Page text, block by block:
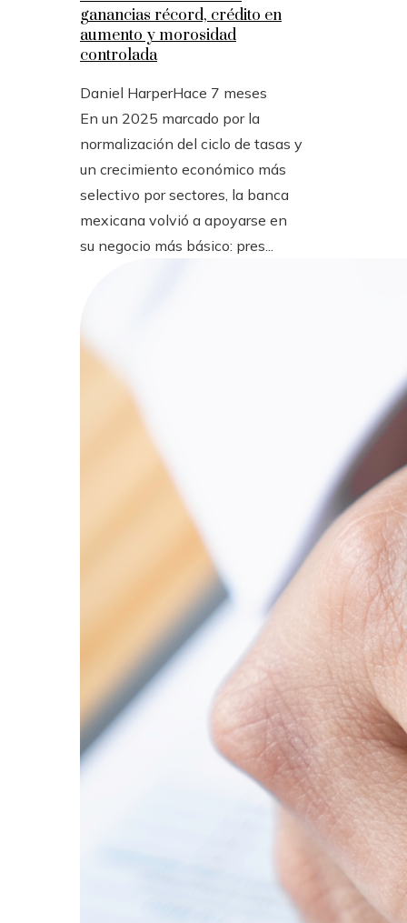
ganancias récord, crédito en
aumento y morosidad
controlada
Daniel HarperHace 7 meses
En un 2025 marcado por la
normalización del ciclo de tasas y
un crecimiento económico más
selectivo por sectores, la banca
mexicana volvió a apoyarse en
su negocio más básico: pres...